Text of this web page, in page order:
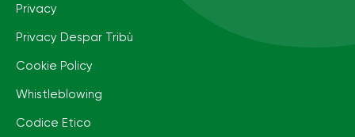
Privacy
Privacy Despar Tribù
Cookie Policy
Whistleblowing
Codice Etico